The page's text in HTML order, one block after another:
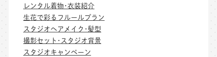
レンタル着物･衣装紹介
生花で彩るフルールプラン
スタジオヘアメイク･髪型
撮影セット･スタジオ背景
スタジオキャンペーン